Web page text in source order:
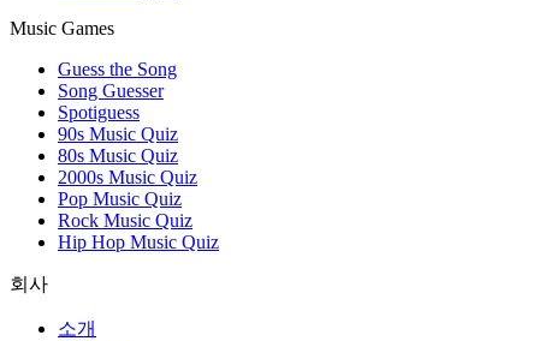
Music Games
Guess the Song
Song Guesser
Spotiguess
90s Music Quiz
80s Music Quiz
2000s Music Quiz
Pop Music Quiz
Rock Music Quiz
Hip Hop Music Quiz
회사
소개